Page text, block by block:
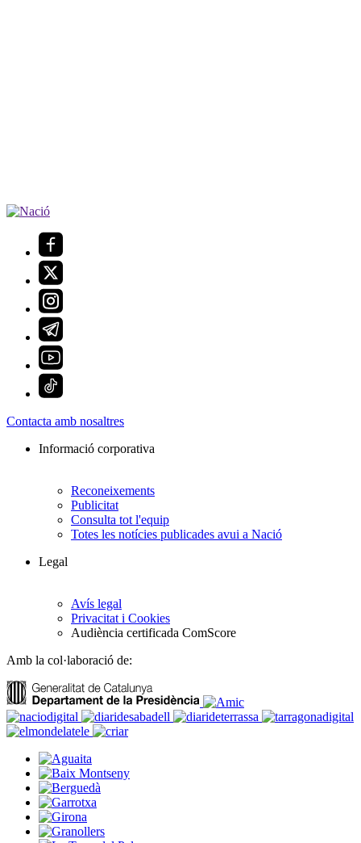
Contacta amb nosaltres
Informació corporativa
Reconeixements
Publicitat
Consulta tot l'equip
Totes les notícies publicades avui a Nació
Legal
Avís legal
Privacitat i Cookies
Audiència certificada ComScore
Amb la col·laboració de: